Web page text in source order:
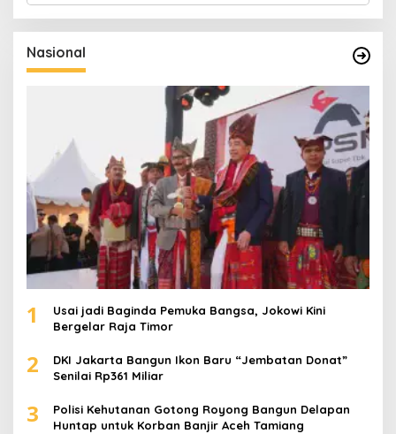
i
u
n
t
Nasional
1
Usai jadi Baginda Pemuka Bangsa, Jokowi Kini
Bergelar Raja Timor
2
DKI Jakarta Bangun Ikon Baru “Jembatan Donat”
Senilai Rp361 Miliar
3
Polisi Kehutanan Gotong Royong Bangun Delapan
Huntap untuk Korban Banjir Aceh Tamiang